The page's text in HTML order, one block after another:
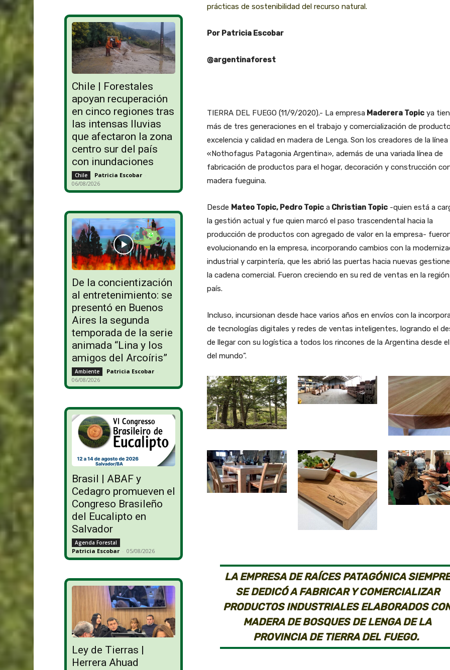
Chile | Forestales
apoyan recuperación
en cinco regiones tras
las intensas lluvias
que afectaron la zona
centro sur del país
con inundaciones
Chile Patricia Escobar -
06/08/2026
De la concientización
al entretenimiento: se
presentó en Buenos
Aires la segunda
temporada de la serie
animada “Lina y los
amigos del Arcoíris”
Ambiente Patricia Escobar -
06/08/2026
Brasil | ABAF y
Cedagro promueven el
Congreso Brasileño
del Eucalipto en
Salvador
Agenda Forestal
Patricia Escobar - 05/08/2026
Ley de Tierras |
Herrera Ahuad
prácticas de sostenibilidad del recurso natural.
Por Patricia Escobar
@argentinaforest
TIERRA DEL FUEGO (11/9/2020).- La empresaMaderera Topicya
más de tres generaciones en el trabajo y comercialización de
excelencia y calidad en madera de Lenga. Son los creadores de la línea
«Nothofagus Patagonia Argentina», además de una variada línea de
fabricación de productos para el hogar, decoración y construcción
madera fueguina.
Desde Mateo Topic, Pedro TopicaChristian Topic-quien está a
la gestión actual y fue quien marcó el paso trascendental hacia la
producción de productos con agregado de valor en la empresa-
evolucionando en la empresa, incorporando cambios con la
industrial y carpintería, que les abrió las puertas hacia nuevas
la cadena comercial. Fueron creciendo en su red de ventas en la
país.
Incluso, incursionan desde hace varios años en envíos con la
de tecnologías digitales y redes de ventas inteligentes, logrando el
de llegar con su logística a todos los rincones de la Argentina desde
del mundo”.
LA EMPRESA DE RAÍCES PATAGÓNICA SIEMPRE
SE DEDICÓ A FABRICAR Y COMERCIALIZAR
PRODUCTOS INDUSTRIALES ELABORADOS
MADERA DE BOSQUES DE LENGA DE LA
PROVINCIA DE TIERRA DEL FUEGO.